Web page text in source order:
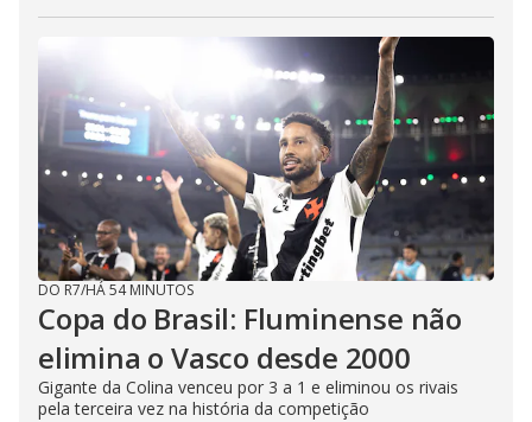
DO R7/HÁ 54 MINUTOS
Copa do Brasil: Fluminense não
elimina o Vasco desde 2000
Gigante da Colina venceu por 3 a 1 e eliminou os rivais
pela terceira vez na história da competição